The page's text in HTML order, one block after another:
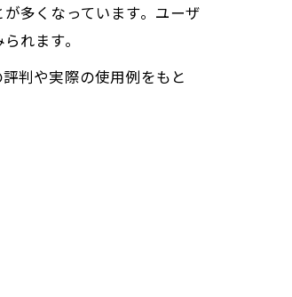
多くなっています。ユーザ
れます。
判や実際の使用例をもと